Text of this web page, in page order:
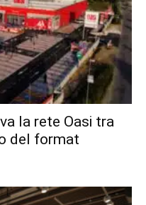
la rete Oasi tra
del format